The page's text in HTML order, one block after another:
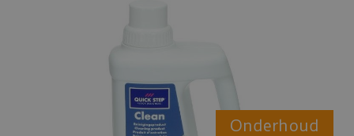
Onderhoud